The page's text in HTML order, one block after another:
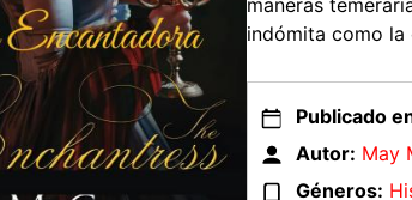
maneras
indómita como la
Publicado
Autor: May
Géneros: